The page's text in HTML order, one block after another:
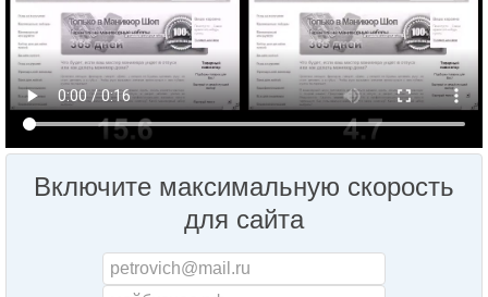
Включите максимальную скорость
для сайта